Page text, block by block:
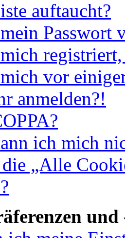
auftaucht?
Passwort
vor
anmelden?!
ich mich
„Alle
und